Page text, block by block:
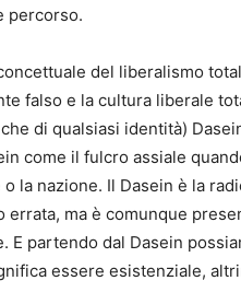
percorso.
del liberalismo
falso e la cultura liberale
di qualsiasi identità)
come il fulcro assiale
la nazione. Il Dasein è la
ma è comunque
partendo dal Dasein
essere esistenziale,